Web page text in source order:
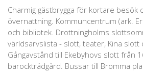
Charmig gästbrygga för kortare besök
övernattning. Kommuncentrum (ark.
och bibliotek. Drottningholms
världsarvslista - slott, teater, Kina slott
Gångavstånd till Ekebyhovs slott från
barockträdgård. Bussar till Bromma